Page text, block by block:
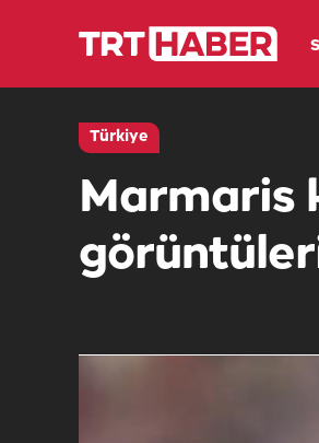
Türkiye
Marmaris